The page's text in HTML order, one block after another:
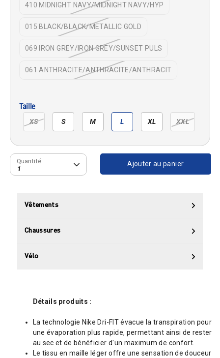
410 MIDNIGHT NAVY/MIDNIGHT NAVY/HYP
015 BLACK/BLACK/METALLIC GOLD
069 IRON GREY/IRON GREY/SUNSET PULS
061 ANTHRACITE/ANTHRACITE/ANTHRACIT
Taille
XS S M L XL XXL
Quantité
1
Quantité Ajouter au panier
Vêtements
Chaussures
Vélo
Détails produits :
La technologie Nike Dri-FIT évacue la transpiration pour
une évaporation plus rapide, permettant ainsi de rester
au sec et de bénéficier d'un maximum de confort.
Le tissu en maille léger offre une sensation de douceur